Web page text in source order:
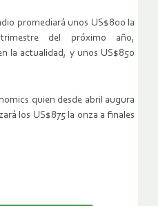
promediará unos US$800 la
del próximo año,
la actualidad, y unos US$850
quien desde abril augura
los US$875 la onza a finales